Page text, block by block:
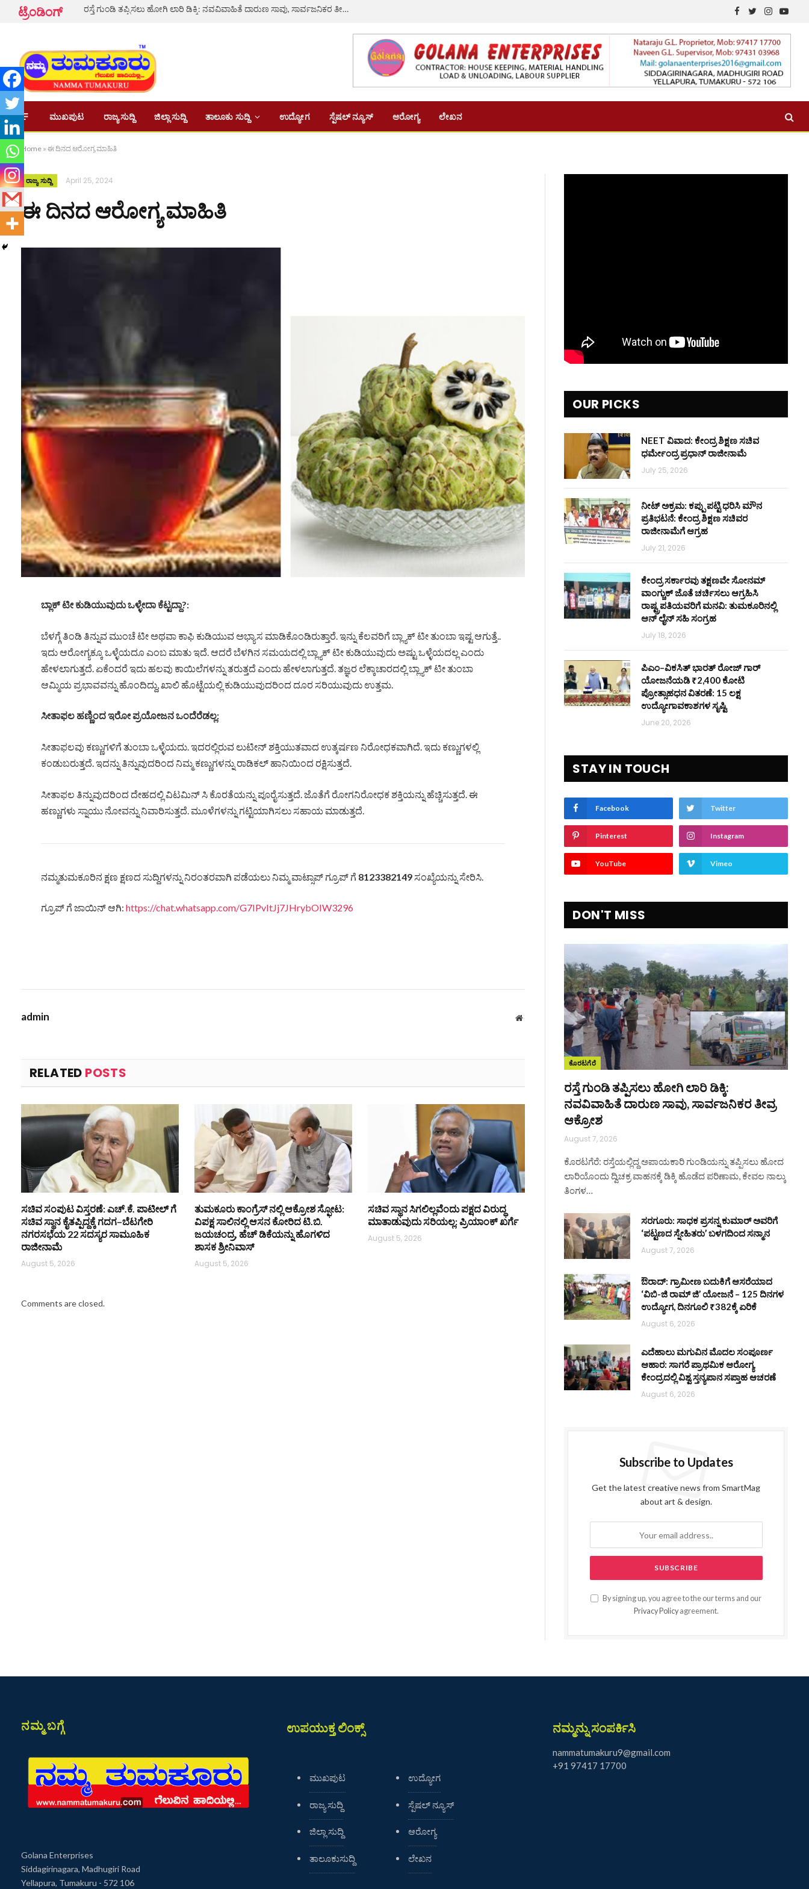
ಟ್ರೆಂಡಿಂಗ್ ರಸ್ತೆ ಗುಂಡಿ ತಪ್ಪಿಸಲು ಹೋಗಿ ಲಾರಿ ಡಿಕ್ಕಿ: ನವವಿವಾಹಿತೆ ದಾರುಣ ಸಾವು, ಸಾರ್ವಜನಿಕರ ತೀವ್ರ ಆಕ್ರೋಶ
Facebook
TwitterInstagram
ಮುಖಪುಟ ರಾಜ್ಯ ಸುದ್ದಿ ಜಿಲ್ಲಾ ಸುದ್ದಿ ತಾಲೂಕು ಸುದ್ದಿ ಉದ್ಯೋಗ ಸ್ಪೆಷಲ್ ನ್ಯೂಸ್ ಆರೋಗ್ಯ ಲೇಖನ
Home » ಈ ದಿನದ ಆರೋಗ್ಯ ಮಾಹಿತಿ
ರಾಜ್ಯ ಸುದ್ದಿ April 25, 2024
ಈ ದಿನದ ಆರೋಗ್ಯ ಮಾಹಿತಿ
ಬ್ಲಾಕ್ ಟೀಕುಡಿಯುವುದುಒಳ್ಳೇದಾ ಕೆಟ್ಟದ್ದಾ?:
ಬೆಳಗ್ಗೆ ತಿಂಡಿ ತಿನ್ನುವ ಮುಂಚೆ ಟೀ ಅಥವಾ ಕಾಫಿ ಕುಡಿಯುವ ಅಭ್ಯಾಸ ಮಾಡಿಕೊಂಡಿರುತ್ತಾರೆ. ಇನ್ನು ಕೆಲವರಿಗೆ ಬ್ಲ್ಯಾಕ್ ಟೀ ತುಂಬಾ ಇಷ್ಟ ಆಗುತ್ತೆ..
ಇದು ಆರೋಗ್ಯಕ್ಕೂ ಒಳ್ಳೆಯದೂ ಎಂಬ ಮಾತು ಇದೆ. ಆದರೆ ಬೆಳಗಿನ ಸಮಯದಲ್ಲಿ ಬ್ಲ್ಯಾಕ್ ಟೀ ಕುಡಿಯುವುದು ಅಷ್ಟು ಒಳ್ಳೆಯದಲ್ಲ ಎಂದು
ಹೇಳಲಾಗುತ್ತದೆ. ಏಕೆಂದರೆ ಇದು ಹಲವು ಕಾಯಿಲೆಗಳನ್ನು ತರುತ್ತದೆ ಎಂದು ಹೇಳಲಾಗುತ್ತದೆ. ತಜ್ಞರ ಲೆಕ್ಕಾಚಾರದಲ್ಲಿ ಬ್ಲ್ಯಾಕ್ ಟೀ ತುಂಬಾ
ಆಮ್ಮಿಯ ಪ್ರಭಾವವನ್ನು ಹೊಂದಿದ್ದು, ಖಾಲಿ ಹೊಟ್ಟೆಯಲ್ಲಿ ಕುಡಿಯುವುದರಿಂದ ದೂರ ಸರಿಯುವುದು ಉತ್ತಮ.
ಸೀತಾಫಲ ಹಣ್ಣಿಂದಇರೋಪ್ರಯೋಜನಒಂದೆರೆಡಲ್ಲ:
ಸೀತಾಫಲವು ಕಣ್ಣುಗಳಿಗೆ ತುಂಬಾ ಒಳ್ಳೆಯದು. ಇದರಲ್ಲಿರುವ ಲುಟೀನ್ ಶಕ್ತಿಯುತವಾದ ಉತ್ಕರ್ಷಣ ನಿರೋಧಕವಾಗಿದೆ. ಇದು ಕಣ್ಣುಗಳಲ್ಲಿ
ಕಂಡುಬರುತ್ತದೆ. ಇದನ್ನು ತಿನ್ನುವುದರಿಂದ ನಿಮ್ಮ ಕಣ್ಣುಗಳನ್ನು ರಾಡಿಕಲ್ ಹಾನಿಯಿಂದ ರಕ್ಷಿಸುತ್ತದೆ.
ಸೀತಾಫಲ ತಿನ್ನುವುದರಿಂದ ದೇಹದಲ್ಲಿ ವಿಟಮಿನ್ ಸಿ ಕೊರತೆಯನ್ನು ಪೂರೈಸುತ್ತದೆ. ಜೊತೆಗೆ ರೋಗನಿರೋಧಕ ಶಕ್ತಿಯನ್ನು ಹೆಚ್ಚಿಸುತ್ತದೆ. ಈ
ಹಣ್ಣುಗಳು ಸ್ನಾಯು ನೋವನ್ನು ನಿವಾರಿಸುತ್ತದೆ. ಮೂಳೆಗಳನ್ನು ಗಟ್ಟಿಯಾಗಿಸಲು ಸಹಾಯ ಮಾಡುತ್ತದೆ.
ನಮ್ಮತುಮಕೂರಿನ ಕ್ಷಣ ಕ್ಷಣದ ಸುದ್ದಿಗಳನ್ನು ನಿರಂತರವಾಗಿ ಪಡೆಯಲು ನಿಮ್ಮ ವಾಟ್ಸಾಪ್ ಗ್ರೂಪ್ ಗೆ 8123382149ಸಂಖ್ಯೆಯನ್ನು ಸೇರಿಸಿ.
ಗ್ರೂಪ್ ಗೆ ಜಾಯಿನ್ ಆಗಿ: https://chat.whatsapp.com/G7IPvItJj7JHrybOIW3296
admin Website
RELATED POSTS
ಸಚಿವ ಸಂಪುಟ ವಿಸ್ತರಣೆ: ಎಚ್.ಕೆ. ಪಾಟೀಲ್ ಗೆ
ಸಚಿವ ಸ್ಥಾನ ಕೈತಪ್ಪಿದ್ದಕ್ಕೆ ಗದಗ–ಬೆಟಗೇರಿ
ನಗರಸಭೆಯ 22 ಸದಸ್ಯರ ಸಾಮೂಹಿಕ
ರಾಜೀನಾಮೆ
August 5, 2026
ತುಮಕೂರು ಕಾಂಗ್ರೆಸ್ ನಲ್ಲಿ ಆಕ್ರೋಶ ಸ್ಫೋಟ:
ವಿಪಕ್ಷ ಸಾಲಿನಲ್ಲಿ ಆಸನ ಕೋರಿದ ಟಿ.ಬಿ.
ಜಯಚಂದ್ರ, ಹೆಚ್ ಡಿಕೆಯನ್ನು ಹೊಗಳಿದ
ಶಾಸಕ ಶ್ರೀನಿವಾಸ್
August 5, 2026
ಸಚಿವ ಸ್ಥಾನ ಸಿಗಲಿಲ್ಲವೆಂದು ಪಕ್ಷದ ವಿರುದ್ಧ
ಮಾತಾಡುವುದು ಸರಿಯಲ್ಲ: ಪ್ರಿಯಾಂಕ್ ಖರ್ಗೆ
August 5, 2026
Comments are closed.
OUR PICKS
NEET ವಿವಾದ: ಕೇಂದ್ರ ಶಿಕ್ಷಣ ಸಚಿವ
ಧರ್ಮೇಂದ್ರ ಪ್ರಧಾನ್ ರಾಜೀನಾಮೆ
July 25, 2026
ನೀಟ್ ಅಕ್ರಮ: ಕಪ್ಪು ಪಟ್ಟಿ ಧರಿಸಿ ಮೌನ
ಪ್ರತಿಭಟನೆ: ಕೇಂದ್ರ ಶಿಕ್ಷಣ ಸಚಿವರ
ರಾಜೀನಾಮೆಗೆ ಆಗ್ರಹ
July 21, 2026
ಕೇಂದ್ರ ಸರ್ಕಾರವು ತಕ್ಷಣವೇ ಸೋನಮ್
ವಾಂಗ್ಚುಕ್ ಜೊತೆ ಚರ್ಚಿಸಲು ಆಗ್ರಹಿಸಿ
ರಾಷ್ಟ್ರಪತಿಯವರಿಗೆ ಮನವಿ: ತುಮಕೂರಿನಲ್ಲಿ
ಆನ್‌ ಲೈನ್ ಸಹಿ ಸಂಗ್ರಹ
July 18, 2026
ಪಿಎಂ–ವಿಕಸಿತ್ ಭಾರತ್ ರೋಜ್‌ ಗಾರ್
ಯೋಜನೆಯಡಿ ₹2,400 ಕೋಟಿ
ಪ್ರೋತ್ಸಾಹಧನ ವಿತರಣೆ: 15 ಲಕ್ಷ
ಉದ್ಯೋಗಾವಕಾಶಗಳ ಸೃಷ್ಟಿ
June 20, 2026
STAY IN TOUCH
Facebook Twitter
Pinterest Instagram
YouTube Vimeo
DON'T MISS
ಕೊರಟಗೆರೆ
ರಸ್ತೆ ಗುಂಡಿ ತಪ್ಪಿಸಲು ಹೋಗಿ ಲಾರಿ ಡಿಕ್ಕಿ:
ನವವಿವಾಹಿತೆ ದಾರುಣ ಸಾವು, ಸಾರ್ವಜನಿಕರ ತೀವ್ರ
ಆಕ್ರೋಶ
August 7, 2026
ಕೊರಟಗೆರೆ: ರಸ್ತೆಯಲ್ಲಿದ್ದ ಅಪಾಯಕಾರಿ ಗುಂಡಿಯನ್ನು ತಪ್ಪಿಸಲು ಹೋದ
ಲಾರಿಯೊಂದು ದ್ವಿಚಕ್ರ ವಾಹನಕ್ಕೆ ಡಿಕ್ಕಿ ಹೊಡೆದ ಪರಿಣಾಮ, ಕೇವಲ ನಾಲ್ಕು
ತಿಂಗಳ…
ಸರಗೂರು: ಸಾಧಕ ಪ್ರಸನ್ನ ಕುಮಾರ್ ಅವರಿಗೆ
‘ಪಟ್ಟಣದ ಸ್ನೇಹಿತರು’ ಬಳಗದಿಂದ ಸನ್ಮಾನ
August 7, 2026
ಔರಾದ್: ಗ್ರಾಮೀಣ ಬದುಕಿಗೆ ಆಸರೆಯಾದ
‘ವಿಬಿ-ಜಿ ರಾಮ್ ಜಿ’ ಯೋಜನೆ – 125 ದಿನಗಳ
ಉದ್ಯೋಗ, ದಿನಗೂಲಿ ₹382ಕ್ಕೆ ಏರಿಕೆ
August 6, 2026
ಎದೆಹಾಲು ಮಗುವಿನ ಮೊದಲ ಸಂಪೂರ್ಣ
ಆಹಾರ: ಸಾಗರೆ ಪ್ರಾಥಮಿಕ ಆರೋಗ್ಯ
ಕೇಂದ್ರದಲ್ಲಿ ವಿಶ್ವ ಸ್ತನ್ಯಪಾನ ಸಪ್ತಾಹ ಆಚರಣೆ
August 6, 2026
Subscribe to Updates
Get the latest creative news from SmartMag
about art & design.
By signing up, you agree to the our terms and our
Privacy Policyagreement.
ನಮ್ಮ ಬಗ್ಗೆ
Golana Enterprises
Siddagirinagara, Madhugiri Road
Yellapura, Tumakuru - 572 106
ಉಪಯುಕ್ತ ಲಿಂಕ್ಸ್
ಮುಖಪುಟ
ರಾಜ್ಯ ಸುದ್ದಿ
ಜಿಲ್ಲಾ ಸುದ್ದಿ
ತಾಲೂಕುಸುದ್ದಿ
ಉದ್ಯೋಗ
ಸ್ಪೆಷಲ್ ನ್ಯೂಸ್
ಆರೋಗ್ಯ
ಲೇಖನ
ನಮ್ಮನ್ನು ಸಂಪರ್ಕಿಸಿ
nammatumakuru9@gmail.com
+91 97417 17700